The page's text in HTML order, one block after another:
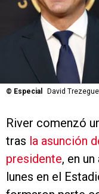
© Especial David
River comenzó
tras la asunción
presidente, en
lunes en el